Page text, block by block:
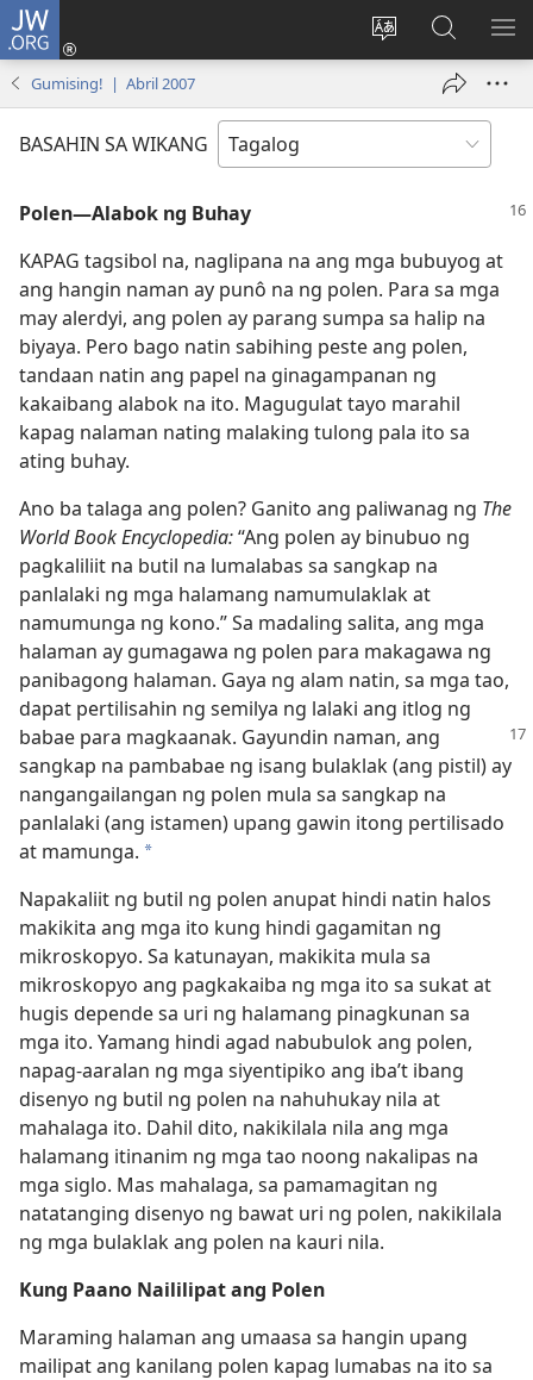
JW.ORG
Baguhin
ng
Mag-
log
bubukas
sa
JW.ORG
Gumising! | Abril 2007
BASAHIN SA WIKANG
Polen​—Alabok ng Buhay
KAPAG tagsibol na, naglipana na ang mga bubuyog at
ang hangin naman ay punô na ng polen. Para sa mga
may alerdyi, ang polen ay parang sumpa sa halip na
biyaya. Pero bago natin sabihing peste ang polen,
tandaan natin ang papel na ginagampanan ng
kakaibang alabok na ito. Magugulat tayo marahil
kapag nalaman nating malaking tulong pala ito sa
ating buhay.
Ano ba talaga ang polen? Ganito ang paliwanag ng The
World Book Encyclopedia:“Ang polen ay binubuo ng
pagkaliliit na butil na lumalabas sa sangkap na
panlalaki ng mga halamang namumulaklak at
namumunga ng kono.” Sa madaling salita, ang mga
halaman ay gumagawa ng polen para makagawa ng
panibagong halaman. Gaya ng alam natin, sa mga tao,
dapat pertilisahin ng semilya ng lalaki ang itlog ng
babae para magkaanak. Gayundin naman, ang
sangkap na pambabae ng isang bulaklak (ang pistil) ay
nangangailangan ng polen mula sa sangkap na
panlalaki (ang istamen) upang gawin itong pertilisado
at mamunga. *
Napakaliit ng butil ng polen anupat hindi natin halos
makikita ang mga ito kung hindi gagamitan ng
mikroskopyo. Sa katunayan, makikita mula sa
mikroskopyo ang pagkakaiba ng mga ito sa sukat at
hugis depende sa uri ng halamang pinagkunan sa
mga ito. Yamang hindi agad nabubulok ang polen,
napag-aaralan ng mga siyentipiko ang iba’t ibang
disenyo ng butil ng polen na nahuhukay nila at
mahalaga ito. Dahil dito, nakikilala nila ang mga
halamang itinanim ng mga tao noong nakalipas na
mga siglo. Mas mahalaga, sa pamamagitan ng
natatanging disenyo ng bawat uri ng polen, nakikilala
ng mga bulaklak ang polen na kauri nila.
Kung Paano Naililipat ang Polen
Maraming halaman ang umaasa sa hangin upang
mailipat ang kanilang polen kapag lumabas na ito sa